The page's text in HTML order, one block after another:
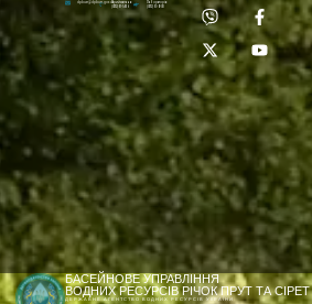
Лабораторія:
(0372) 53-92-00
dpbuvr@dpbuvr.gov.uaПриймальня:
(0372) 51-14-56
БАСЕЙНОВЕ УПРАВЛІННЯ
ВОДНИХ РЕСУРСІВ РІЧОК ПРУТ ТА СІРЕТ
ДЕРЖАВНЕ АГЕНТСТВО ВОДНИХ РЕСУРСІВ УКРАЇНИ